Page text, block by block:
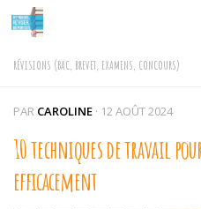
Skip to content
RÉVISIONS (BAC, BREVET, EXAMENS, CONCOURS)
PAR CAROLINE · 12 AOÛT 2024
10 techniques de travail
efficacement